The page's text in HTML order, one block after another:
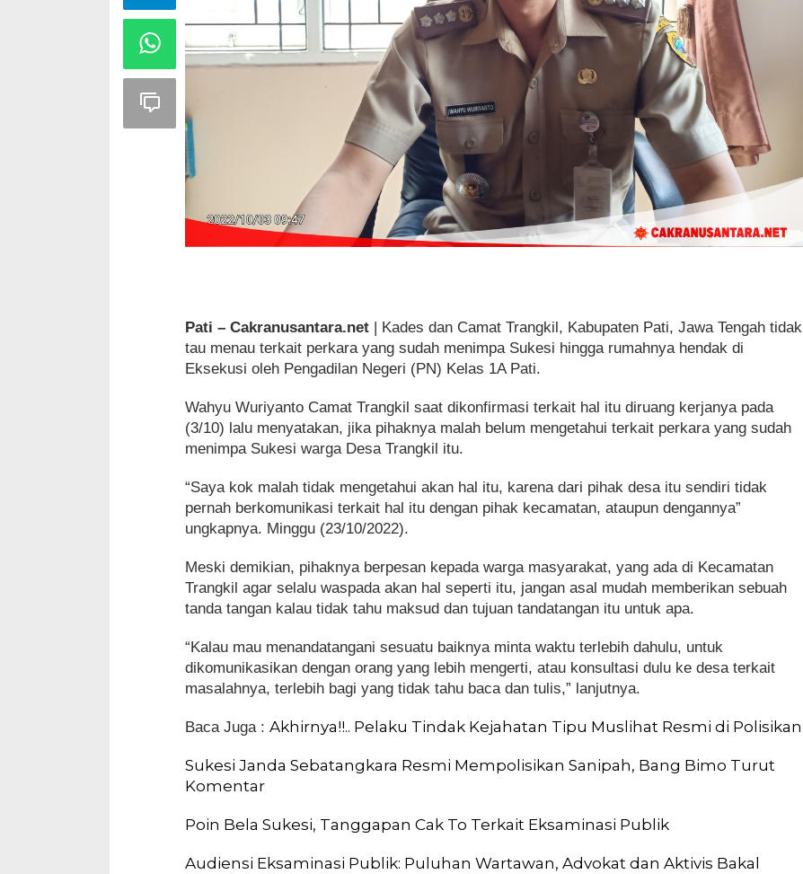
Pati – Cakranusantara.net | Kades dan Camat Trangkil, Kabupaten Pati, Jawa Tengah tidak
tau menau terkait perkara yang sudah menimpa Sukesi hingga rumahnya hendak di
Eksekusi oleh Pengadilan Negeri (PN) Kelas 1A Pati.
Wahyu Wuriyanto Camat Trangkil saat dikonfirmasi terkait hal itu diruang kerjanya pada
(3/10) lalu menyatakan, jika pihaknya malah belum mengetahui terkait perkara yang sudah
menimpa Sukesi warga Desa Trangkil itu.
“Saya kok malah tidak mengetahui akan hal itu, karena dari pihak desa itu sendiri tidak
pernah berkomunikasi terkait hal itu dengan pihak kecamatan, ataupun dengannya”
ungkapnya. Minggu (23/10/2022).
Meski demikian, pihaknya berpesan kepada warga masyarakat, yang ada di Kecamatan
Trangkil agar selalu waspada akan hal seperti itu, jangan asal mudah memberikan sebuah
tanda tangan kalau tidak tahu maksud dan tujuan tandatangan itu untuk apa.
“Kalau mau menandatangani sesuatu baiknya minta waktu terlebih dahulu, untuk
dikomunikasikan dengan orang yang lebih mengerti, atau konsultasi dulu ke desa terkait
masalahnya, terlebih bagi yang tidak tahu baca dan tulis,” lanjutnya.
Baca Juga :Akhirnya!!.. Pelaku Tindak Kejahatan Tipu Muslihat Resmi di Polisikan
Sukesi Janda Sebatangkara Resmi Mempolisikan Sanipah, Bang Bimo Turut
Komentar
Poin Bela Sukesi, Tanggapan Cak To Terkait Eksaminasi Publik
Audiensi Eksaminasi Publik: Puluhan Wartawan, Advokat dan Aktivis Bakal